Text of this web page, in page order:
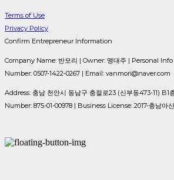
Terms of Use
Privacy Policy
Confirm Entrepreneur Information
Company Name: 반모리 | Owner: 맹대주 | Personal
Number: 0507-1422-0267 | Email: vanmori@naver.com
Address: 충남 천안시 동남구 충절로23 (신부동473-11)
Number: 875-01-00978 | Business License: 2017-충남아